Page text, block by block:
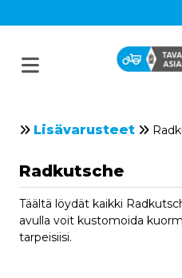
Lisävarusteet
Radkutsche
Täältä löydät kaikki
avulla voit kustomoida
tarpeisiisi.